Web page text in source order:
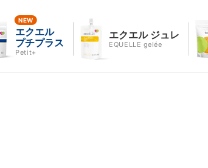
エクエル
プチプラス
Petit+
エクエル ジュレ
EQUELLE gelée